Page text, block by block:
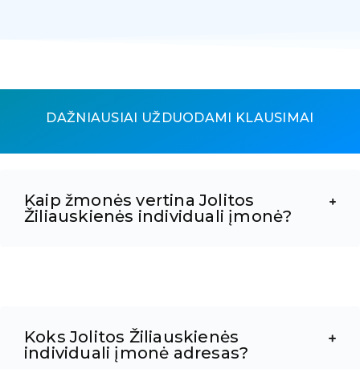
DAŽNIAUSIAI UŽDUODAMI KLAUSIMAI
Kaip žmonės vertina Jolitos
Žiliauskienės individuali įmonė?
Koks Jolitos Žiliauskienės
individuali įmonė adresas?